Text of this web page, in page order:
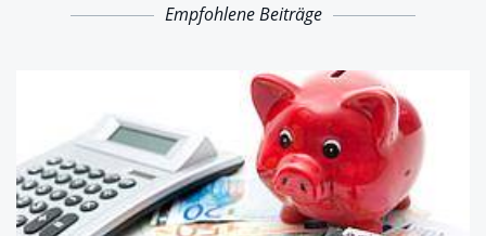
Empfohlene Beiträge